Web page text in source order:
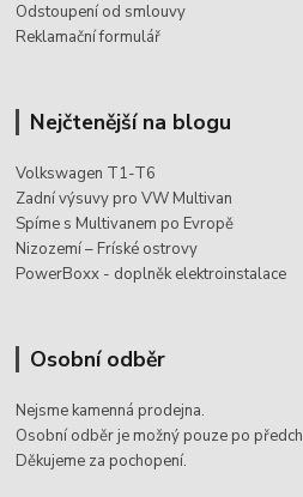
Odstoupení od smlouvy
Reklamační formulář
Nejčtenější na blogu
Volkswagen T1-T6
Zadní výsuvy pro VW Multivan
Spíme s Multivanem po Evropě
Nizozemí – Fríské ostrovy
PowerBoxx - doplněk elektroinstalace
Osobní odběr
Nejsme kamenná prodejna.
Osobní odběr je možný pouze po
Děkujeme za pochopení.